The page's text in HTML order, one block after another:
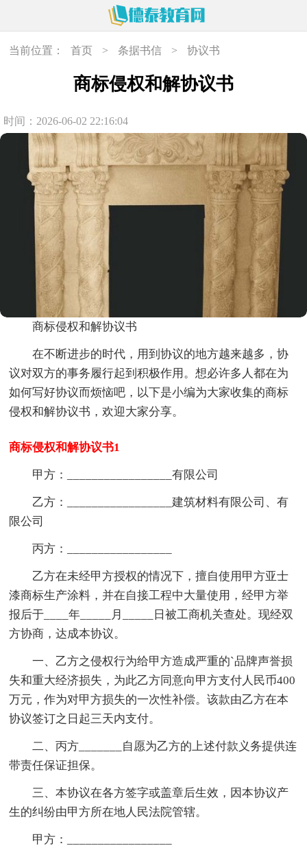
当前位置： 首页 > 条据书信 > 协议书
商标侵权和解协议书
时间：2026-06-02 22:16:04
商标侵权和解协议书
在不断进步的时代，用到协议的地方越来越多，协
议对双方的事务履行起到积极作用。想必许多人都在为
如何写好协议而烦恼吧，以下是小编为大家收集的商标
侵权和解协议书，欢迎大家分享。
商标侵权和解协议书1
甲方：_________________有限公司
乙方：_________________建筑材料有限公司、有
限公司
丙方：_________________
乙方在未经甲方授权的情况下，擅自使用甲方亚士
漆商标生产涂料，并在自接工程中大量使用，经甲方举
报后于____年_____月_____日被工商机关查处。现经双
方协商，达成本协议。
一、乙方之侵权行为给甲方造成严重的`品牌声誉损
失和重大经济损失，为此乙方同意向甲方支付人民币400
万元，作为对甲方损失的一次性补偿。该款由乙方在本
协议签订之日起三天内支付。
二、丙方_______自愿为乙方的上述付款义务提供连
带责任保证担保。
三、本协议在各方签字或盖章后生效，因本协议产
生的纠纷由甲方所在地人民法院管辖。
甲方：_________________